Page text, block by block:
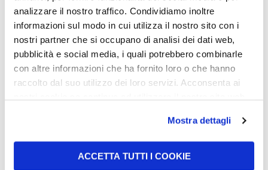
analizzare il nostro traffico. Condividiamo inoltre
informazioni sul modo in cui utilizza il nostro sito con i
nostri partner che si occupano di analisi dei dati web,
pubblicità e social media, i quali potrebbero combinarle
con altre informazioni che ha fornito loro o che hanno
raccolto dal suo utilizzo dei loro servizi. Acconsenta ai
Mostra dettagli
ACCETTA TUTTI I COOKIE
per Alfa Romeo Tonale
Scambiatori di calore UFI Filters
di Renault e Nissan